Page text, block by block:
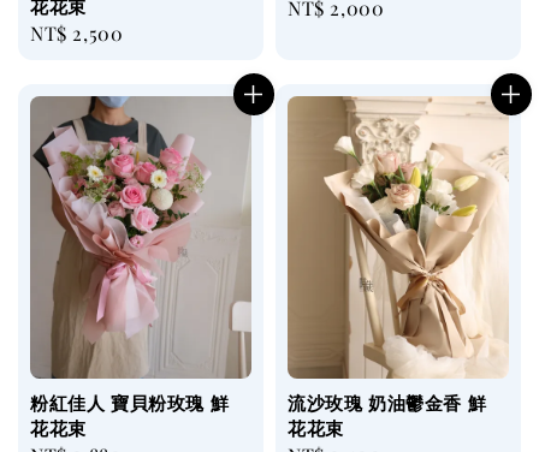
花花束
Regular
NT$ 2,500
Regular
NT$ 2,000
粉紅佳人 寶貝粉玫瑰 鮮
花花束
流沙玫瑰 奶油鬱金香 鮮
花花束